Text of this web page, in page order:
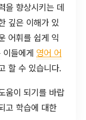
을 향상시키는 데
깊은 이해가 있
어휘를 쉽게 익
들에게 영어 어
할 수 있습니다.
움이 되기를 바랍
고 학습에 대한